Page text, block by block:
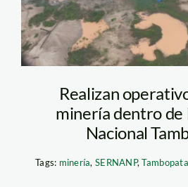
Realizan
minería dentro de
Nacional
Tags: minería,SERNANP,Tambopata